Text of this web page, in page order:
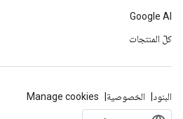
Google AI
كلّ المنتجات
البنود الخصوصية Manage cookies